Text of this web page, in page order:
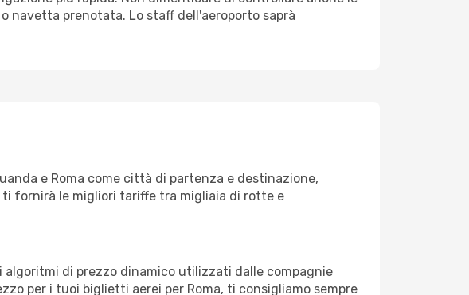
navetta prenotata. Lo staff dell'aeroporto saprà
e Roma come città di partenza e destinazione,
ti fornirà le migliori tariffe tra migliaia di rotte e
di prezzo dinamico utilizzati dalle compagnie
per i tuoi biglietti aerei per Roma, ti consigliamo sempre